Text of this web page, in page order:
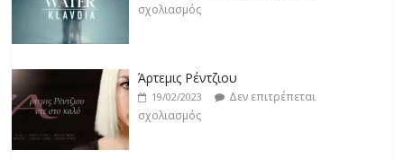
σχολιασμός
Jackpot
19/02/2023
Δεν επιτρέπεται
σχολιασμός